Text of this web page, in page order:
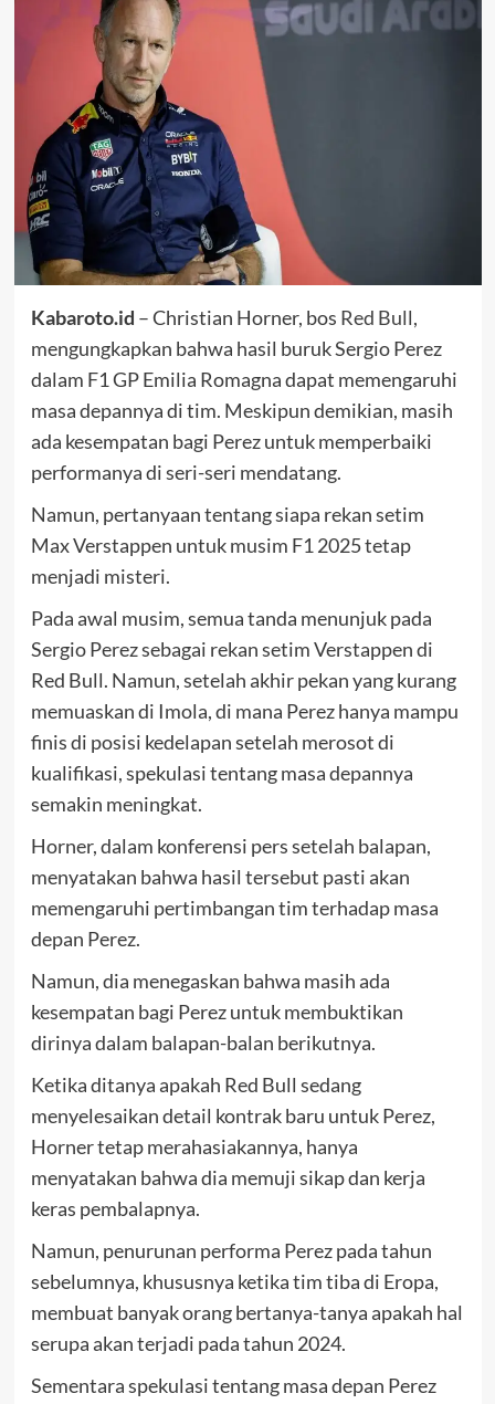
Kabaroto.id – Christian Horner, bos Red Bull,
mengungkapkan bahwa hasil buruk Sergio Perez
dalam F1 GP Emilia Romagna dapat memengaruhi
masa depannya di tim. Meskipun demikian, masih
ada kesempatan bagi Perez untuk memperbaiki
performanya di seri-seri mendatang.
Namun, pertanyaan tentang siapa rekan setim
Max Verstappen untuk musim F1 2025 tetap
menjadi misteri.
Pada awal musim, semua tanda menunjuk pada
Sergio Perez sebagai rekan setim Verstappen di
Red Bull. Namun, setelah akhir pekan yang kurang
memuaskan di Imola, di mana Perez hanya mampu
finis di posisi kedelapan setelah merosot di
kualifikasi, spekulasi tentang masa depannya
semakin meningkat.
Horner, dalam konferensi pers setelah balapan,
menyatakan bahwa hasil tersebut pasti akan
memengaruhi pertimbangan tim terhadap masa
depan Perez.
Namun, dia menegaskan bahwa masih ada
kesempatan bagi Perez untuk membuktikan
dirinya dalam balapan-balan berikutnya.
Ketika ditanya apakah Red Bull sedang
menyelesaikan detail kontrak baru untuk Perez,
Horner tetap merahasiakannya, hanya
menyatakan bahwa dia memuji sikap dan kerja
keras pembalapnya.
Namun, penurunan performa Perez pada tahun
sebelumnya, khususnya ketika tim tiba di Eropa,
membuat banyak orang bertanya-tanya apakah hal
serupa akan terjadi pada tahun 2024.
Sementara spekulasi tentang masa depan Perez